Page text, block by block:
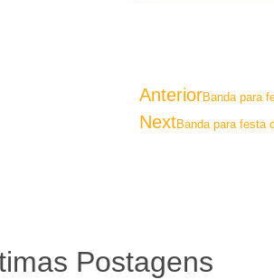
AnteriorBanda para
NextBanda para festa
Postagens